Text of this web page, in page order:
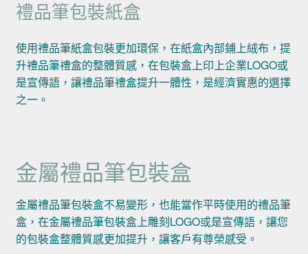
禮品筆包裝紙盒
使用禮品筆紙盒包裝更加環保，在紙盒內部鋪上絨布，提
升禮品筆禮盒的整體質感，在包裝盒上印上企業LOGO或
是宣傳語，讓禮品筆禮盒提升一體性，是經濟實惠的選擇
之一。
金屬禮品筆包裝盒
金屬禮品筆包裝盒不易變形，也能當作平時使用的禮品筆
盒，在金屬禮品筆包裝盒上雕刻LOGO或是宣傳語，讓您
的包裝盒整體質感更加提升，讓客戶有尊榮感受。